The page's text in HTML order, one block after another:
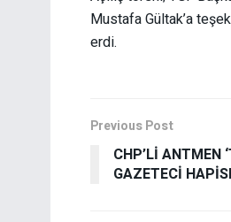
Mustafa Gültak’a
erdi.
Previous Post
CHP’Lİ ANTMEN
GAZETECİ